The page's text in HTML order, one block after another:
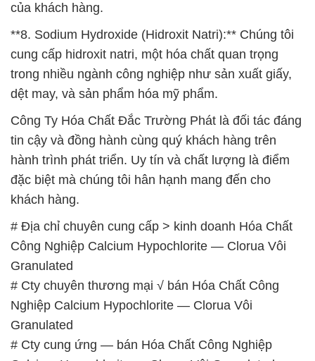
của khách hàng.
**8. Sodium Hydroxide (Hidroxit Natri):** Chúng tôi
cung cấp hidroxit natri, một hóa chất quan trọng
trong nhiều ngành công nghiệp như sản xuất giấy,
dệt may, và sản phẩm hóa mỹ phẩm.
Công Ty Hóa Chất Đắc Trường Phát là đối tác đáng
tin cậy và đồng hành cùng quý khách hàng trên
hành trình phát triển. Uy tín và chất lượng là điểm
đặc biệt mà chúng tôi hân hạnh mang đến cho
khách hàng.
# Địa chỉ chuyên cung cấp > kinh doanh Hóa Chất
Công Nghiệp Calcium Hypochlorite — Clorua Vôi
Granulated
# Cty chuyên thương mại √ bán Hóa Chất Công
Nghiệp Calcium Hypochlorite — Clorua Vôi
Granulated
# Cty cung ứng — bán Hóa Chất Công Nghiệp